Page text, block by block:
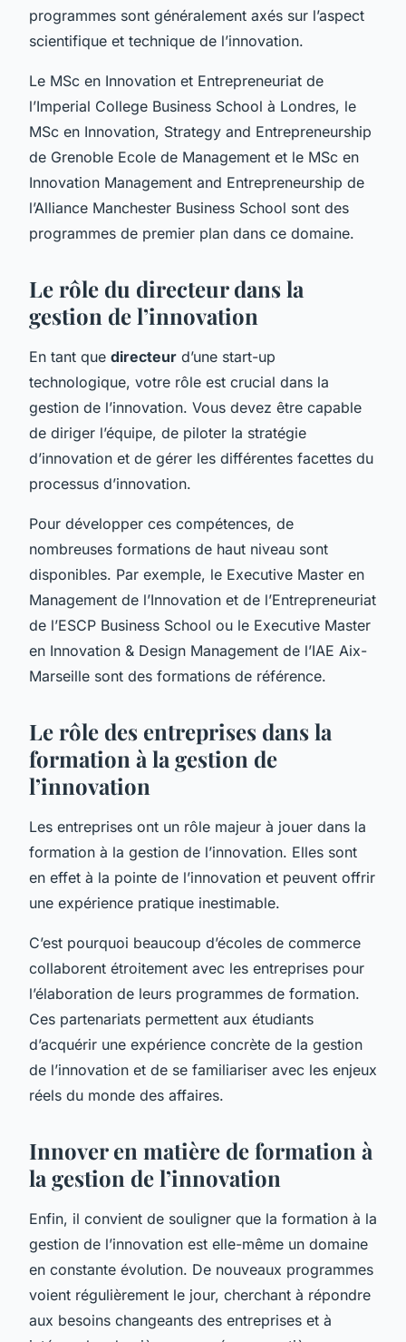
programmes sont généralement axés sur l’aspect
scientifique et technique de l’innovation.
Le MSc en Innovation et Entrepreneuriat de
l’Imperial College Business School à Londres, le
MSc en Innovation, Strategy and Entrepreneurship
de Grenoble Ecole de Management et le MSc en
Innovation Management and Entrepreneurship de
l’Alliance Manchester Business School sont des
programmes de premier plan dans ce domaine.
Le rôle du directeur dans la
gestion de l’innovation
En tant que directeur d’une start-up
technologique, votre rôle est crucial dans la
gestion de l’innovation. Vous devez être capable
de diriger l’équipe, de piloter la stratégie
d’innovation et de gérer les différentes facettes du
processus d’innovation.
Pour développer ces compétences, de
nombreuses formations de haut niveau sont
disponibles. Par exemple, le Executive Master en
Management de l’Innovation et de l’Entrepreneuriat
de l’ESCP Business School ou le Executive Master
en Innovation & Design Management de l’IAE Aix-
Marseille sont des formations de référence.
Le rôle des entreprises dans la
formation à la gestion de
l’innovation
Les entreprises ont un rôle majeur à jouer dans la
formation à la gestion de l’innovation. Elles sont
en effet à la pointe de l’innovation et peuvent offrir
une expérience pratique inestimable.
C’est pourquoi beaucoup d’écoles de commerce
collaborent étroitement avec les entreprises pour
l’élaboration de leurs programmes de formation.
Ces partenariats permettent aux étudiants
d’acquérir une expérience concrète de la gestion
de l’innovation et de se familiariser avec les enjeux
réels du monde des affaires.
Innover en matière de formation à
la gestion de l’innovation
Enfin, il convient de souligner que la formation à la
gestion de l’innovation est elle-même un domaine
en constante évolution. De nouveaux programmes
voient régulièrement le jour, cherchant à répondre
aux besoins changeants des entreprises et à